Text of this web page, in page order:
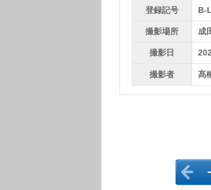
登録記号 B-
撮影場所 成
撮影日
撮影者 髙